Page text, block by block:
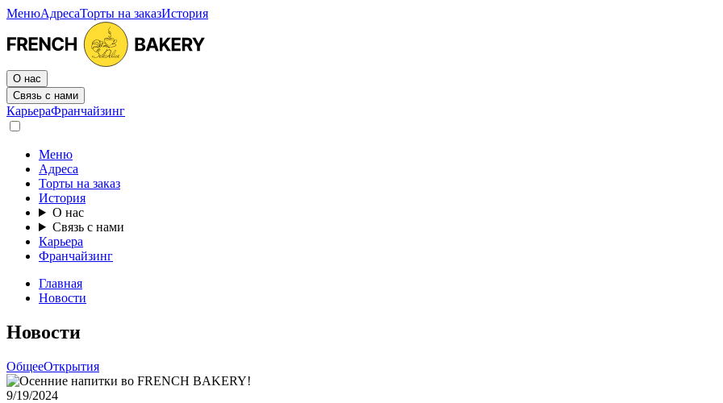
МенюАдресаТорты на заказИстория
О нас
Связь с нами
КарьераФранчайзинг
Меню
Адреса
Торты на заказ
История
О нас
Связь с нами
Карьера
Франчайзинг
Главная
Новости
Новости
ОбщееОткрытия
9/19/2024